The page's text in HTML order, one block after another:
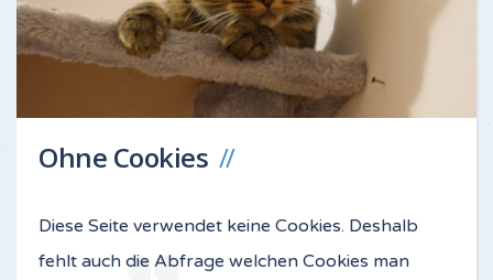
Ohne Cookies
Diese Seite verwendet keine Cookies. Deshalb
fehlt auch die Abfrage welchen Cookies man